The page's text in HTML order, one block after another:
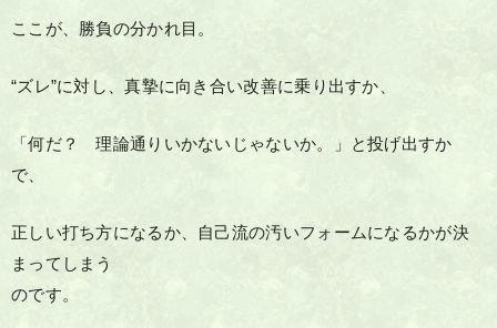
ここが、勝負の分かれ目。
“ズレ”に対し、真摯に向き合い改善に乗り出すか、
「何だ？ 理論通りいかないじゃないか。」と投げ出すか
で、
正しい打ち方になるか、自己流の汚いフォームになるかが決
まってしまう
のです。